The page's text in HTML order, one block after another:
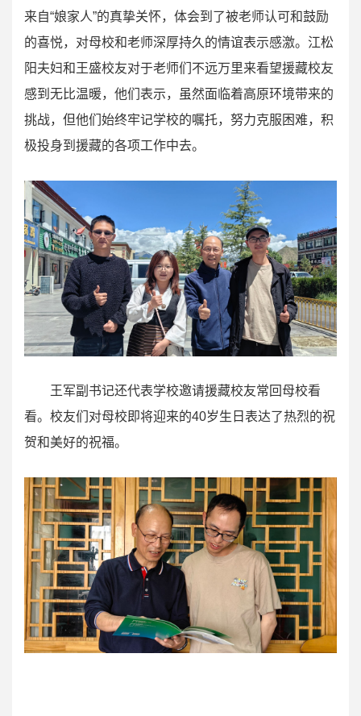
来自“娘家人”的真挚关怀，体会到了被老师认可和鼓励
的喜悦，对母校和老师深厚持久的情谊表示感激。江松
阳夫妇和王盛校友对于老师们不远万里来看望援藏校友
感到无比温暖，他们表示，虽然面临着高原环境带来的
挑战，但他们始终牢记学校的嘱托，努力克服困难，积
极投身到援藏的各项工作中去。
王军副书记还代表学校邀请援藏校友常回母校看
看。校友们对母校即将迎来的40岁生日表达了热烈的祝
贺和美好的祝福。